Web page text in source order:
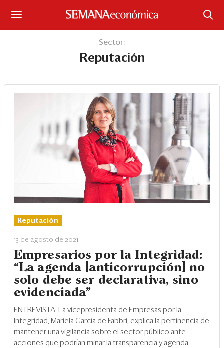
Portada
¿Qué está pasando?
Sectores y Empresas
Management
Economía y Finanzas
Legal y Política
Eventos
Ranking CEO
Edición Impresa
Sector:
Reputación
Reputación
13 de agosto de 2021
Empresarios por la Integridad:
“La agenda [anticorrupción] no
solo debe ser declarativa, sino
evidenciada”
ENTREVISTA. La vicepresidenta de Empresas por la
Integridad, Mariela García de Fabbri, explica la pertinencia de
mantener una vigilancia sobre el sector público ante
acciones que podrían minar la transparencia y agenda